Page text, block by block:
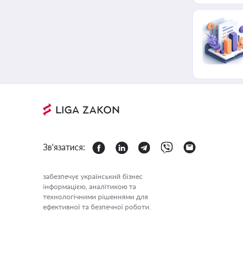
Зв'язатися:
забезпечує український бізнес
інформацією, аналітикою та
технологічними рішеннями для
ефективної та безпечної роботи.